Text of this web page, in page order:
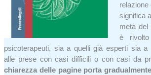
relazione
significa
metà del
è
psicoterapeuti, sia a quelli già esperti sia a
alle prese con casi difficili o con casi da
chiarezza delle pagine porta